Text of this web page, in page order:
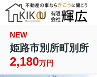
NEW
姫路市別所町別所
2,180万円